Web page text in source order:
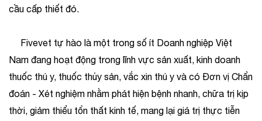
cầu cấp thiết đó.
Fivevet tự hào là một trong số ít Doanh nghiệp Việt
Nam đang hoạt động trong lĩnh vực sản xuất, kinh doanh
thuốc thú y, thuốc thủy sản, vắc xin thú y và có Đơn vị Chẩn
đoán - Xét nghiệm nhằm phát hiện bệnh nhanh, chữa trị kịp
thời, giảm thiểu tổn thất kinh tế, mang lại giá trị thực tiễn